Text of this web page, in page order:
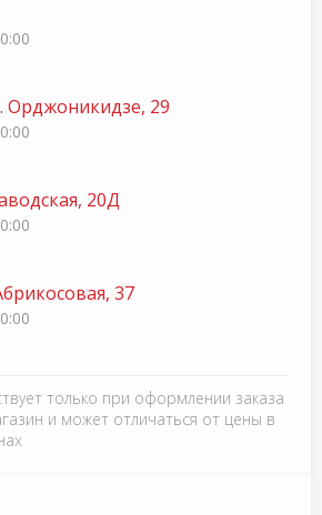
Орджоникидзе, 29
20Д
37
только при оформлении заказа
и может отличаться от цены в